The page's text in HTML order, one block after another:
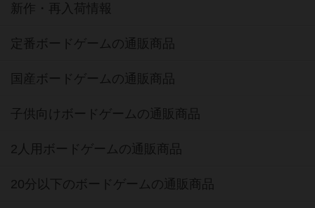
新作・再入荷情報
定番ボードゲームの通販商品
国産ボードゲームの通販商品
子供向けボードゲームの通販商品
2人用ボードゲームの通販商品
20分以下のボードゲームの通販商品